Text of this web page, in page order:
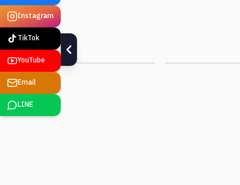
Smart Factory
ดูรายละเอียด
Instagram
TikTok
YouTube
Email
LINE